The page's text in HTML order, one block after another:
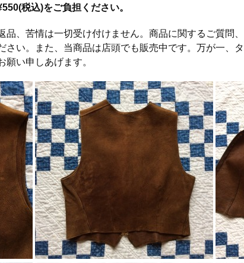
税込)をご負担ください。
品、苦情は一切受け付けません。商品に関するご質問
さい。また、当商品は店頭でも販売中です。万が一、
願い申しあげます。